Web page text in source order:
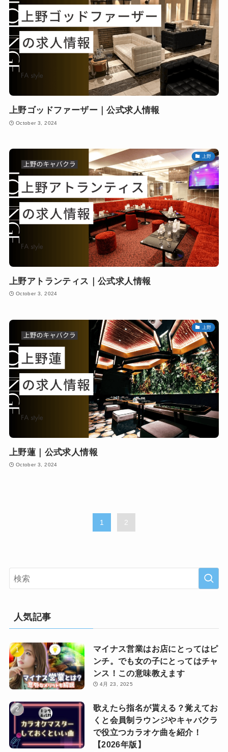
上野ゴッドファーザー｜公式求人情報
October 3, 2024
上野
上野アトランティス｜公式求人情報
October 3, 2024
上野
上野蓮｜公式求人情報
October 3, 2024
1 2
人気記事
マイナス営業はお店にとってはピ
ンチ。でも女の子にとってはチャ
ンス！この意味教えます
4月 23, 2025
歌えたら指名が貰える？覚えてお
くと会員制ラウンジやキャバクラ
で役立つカラオケ曲を紹介！
【2026年版】